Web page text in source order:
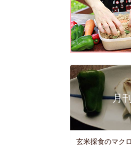
月
玄米採食のマク